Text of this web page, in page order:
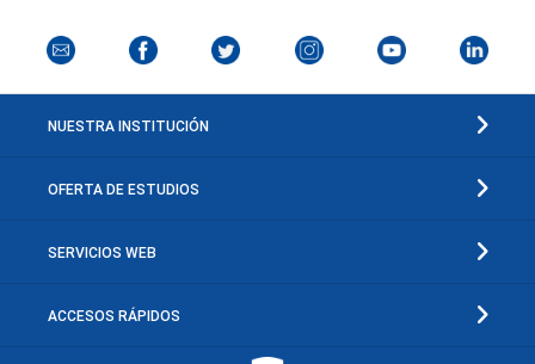
NUESTRA INSTITUCIÓN
OFERTA DE ESTUDIOS
SERVICIOS WEB
ACCESOS RÁPIDOS